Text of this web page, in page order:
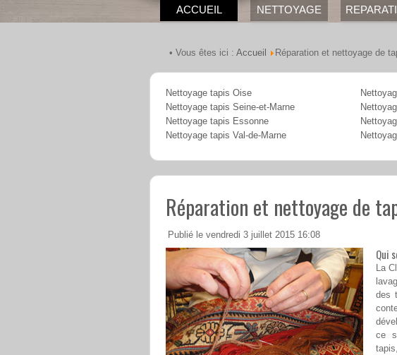
ACCUEIL NETTOYAGE
• Vous êtes ici : Accueil Réparation et nettoyage de
Nettoyage tapis Oise
Nettoyage tapis Seine-et-Marne
Nettoyage tapis Essonne
Nettoyage tapis Val-de-Marne
Réparation et nettoyage de
Publié le vendredi 3 juillet 2015 16:08
Qui
La
des
ce